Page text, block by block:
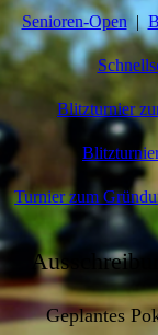
Senioren-Open
Blitzturnier
Turnier zum
Geplantes